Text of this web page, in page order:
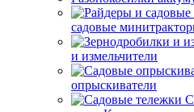
садовые
и измельчители
опрыскиватели